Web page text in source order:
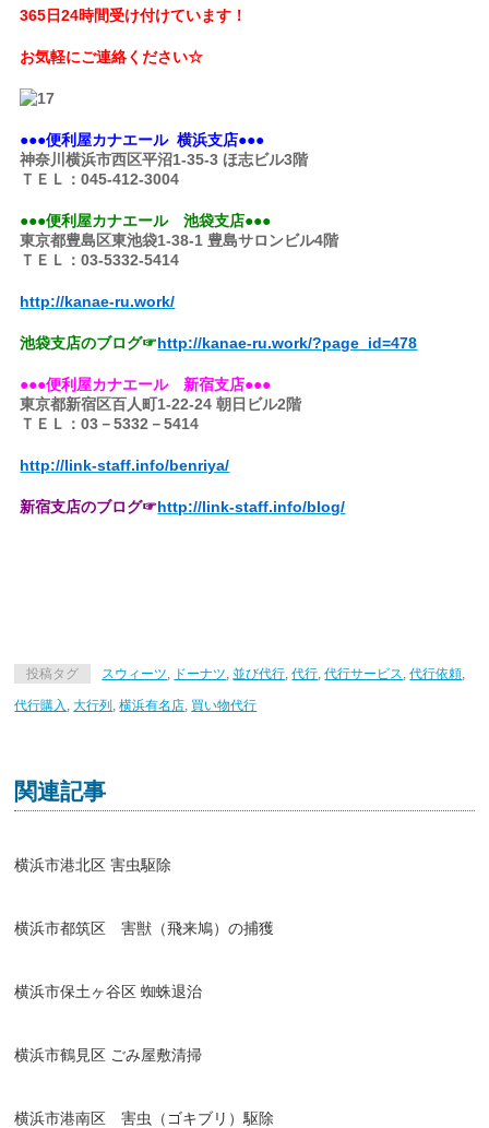
365日24時間受け付けています！
お気軽にご連絡ください☆
●●●便利屋カナエール 横浜支店●●●
神奈川横浜市西区平沼1-35-3 ほ志ビル3階
ＴＥＬ：045-412-3004
●●●便利屋カナエール 池袋支店●●●
東京都豊島区東池袋1-38-1 豊島サロンビル4階
ＴＥＬ：03-5332-5414
http://kanae-ru.work/
池袋支店のブログ☞http://kanae-ru.work/?page _id=478
●●●便利屋カナエール 新宿支店●●●
東京都新宿区百人町1-22-24 朝日ビル2階
ＴＥＬ：03－5332－5414
http://link-staff.info/benriya/
新宿支店のブログ☞http://link-staff.info/blog/
投稿タグ スウィーツ ドーナツ ,並び代行 ,代行 ,代行サービス ,代行依頼
代行購入 ,大行列 ,横浜有名店 買い物代行
関連記事
横浜市港北区 害虫駆除
横浜市都筑区 害獣（飛来鳩）の捕獲
横浜市保土ヶ谷区 蜘蛛退治
横浜市鶴見区 ごみ屋敷清掃
横浜市港南区 害虫（ゴキブリ）駆除